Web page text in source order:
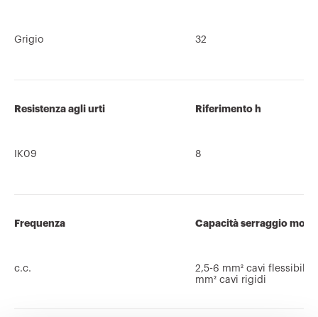
Grigio 32
Resistenza agli urti
IK09
Riferimento h
8
Frequenza
c.c.
Capacità serraggio
2,5-6 mm² cavi flessibili -
mm² cavi rigidi